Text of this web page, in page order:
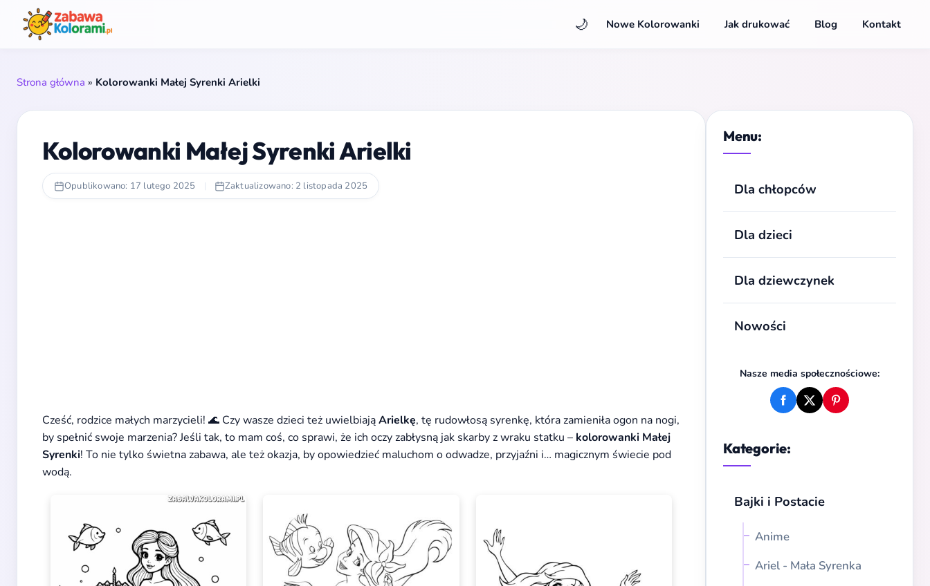
🌙 Nowe Kolorowanki Jak drukować Blog Kontakt
Strona główna » Kolorowanki Małej Syrenki Arielki
Menu:
Dla chłopców
Dla dzieci
Dla dziewczynek
Nowości
Nasze media społecznościowe:
Kategorie:
Bajki i Postacie
Anime
Ariel - Mała Syrenka
Kolorowanki Małej Syrenki Arielki
Opublikowano: 17 lutego 2025 | Zaktualizowano: 2 listopada 2025
Cześć, rodzice małych marzycieli! 🌊 Czy wasze dzieci też uwielbiająArielkę, tę rudowłosą syrenkę, która zamieniła ogon na nogi,
by spełnić swoje marzenia? Jeśli tak, to mam coś, co sprawi, że ich oczy zabłysną jak skarby z wraku statku – kolorowanki Małej
Syrenki! To nie tylko świetna zabawa, ale też okazja, by opowiedzieć maluchom o odwadze, przyjaźni i… magicznym świecie pod
wodą.